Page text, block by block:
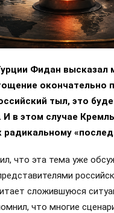
Фидан высказал
окончательно
тыл, это
в этом случае
радикальному
что эта тема уже
сложившуюся
что многие